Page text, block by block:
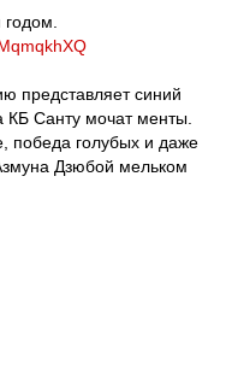
представляет синий
Санту мочат менты.
победа голубых и даже
Дзюбой мельком